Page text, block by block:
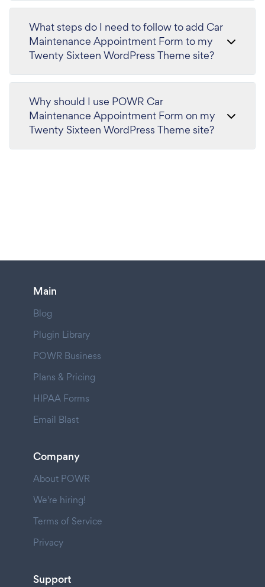
What steps do I need to follow to add Car
Maintenance Appointment Form to my
Twenty Sixteen WordPress Theme site?
Why should I use POWR Car
Maintenance Appointment Form on my
Twenty Sixteen WordPress Theme site?
Main
Blog
Plugin Library
POWR Business
Plans & Pricing
HIPAA Forms
Email Blast
Company
About POWR
We're hiring!
Terms of Service
Privacy
Support